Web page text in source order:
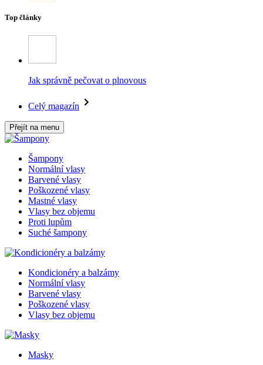
Top články
Jak správně pečovat o plnovous
Celý magazín
Přejít na menu
Šampony
Normální vlasy
Barvené vlasy
Poškozené vlasy
Mastné vlasy
Vlasy bez objemu
Proti lupům
Suché šampony
Kondicionéry a balzámy
Normální vlasy
Barvené vlasy
Poškozené vlasy
Vlasy bez objemu
Masky